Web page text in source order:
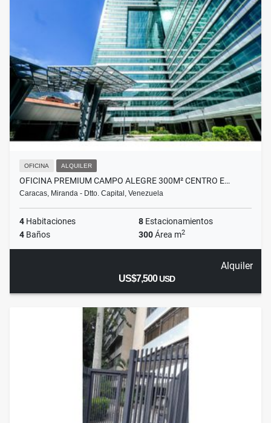
OFICINA ALQUILER
OFICINA PREMIUM CAMPO ALEGRE 300M² CENTRO E…
Caracas, Miranda - Dtto. Capital, Venezuela
4 Habitaciones 8 Estacionamientos
4 Baños 300Área m2
Alquiler
US$7,500USD